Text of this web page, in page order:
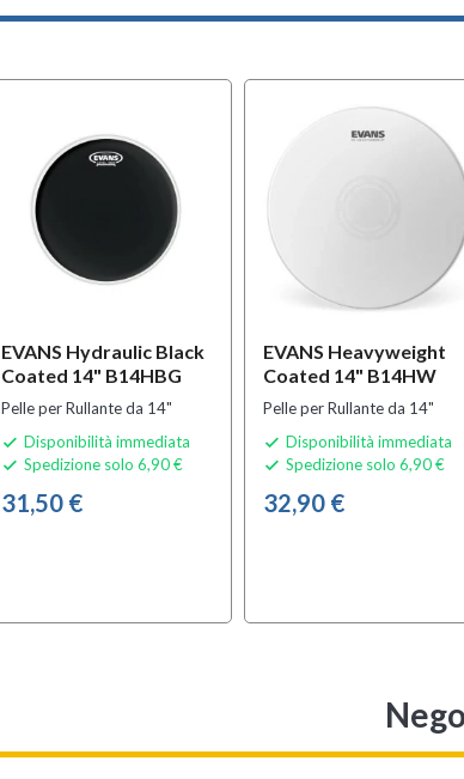
EVANS Hydraulic Black
Coated 14" B14HBG
Pelle per Rullante da 14"
 Disponibilità immediata
 Spedizione solo 6,90 €
31,50 €
EVANS Heavyweight
Coated 14" B14HW
Pelle per Rullante da 14"
 Disponibilità immediata
 Spedizione solo 6,90 €
32,90 €